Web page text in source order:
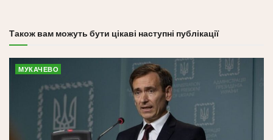
Також вам можуть бути цікаві наступні публікації
МУКАЧЕВО